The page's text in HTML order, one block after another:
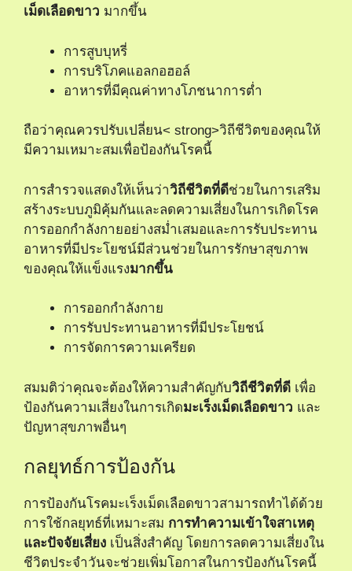
เม็ดเลือดขาว มากขึ้น
การสูบบุหรี่
การบริโภคแอลกอฮอล์
อาหารที่มีคุณค่าทางโภชนาการต่ำ
ถือว่าคุณควรปรับเปลี่ยน< strong>วิถีชีวิตของคุณให้
มีความเหมาะสมเพื่อป้องกันโรคนี้
การสำรวจแสดงให้เห็นว่าวิถีชีวิตที่ดีช่วยในการเสริม
สร้างระบบภูมิคุ้มกันและลดความเสี่ยงในการเกิดโรค
การออกกำลังกายอย่างสม่ำเสมอและการรับประทาน
อาหารที่มีประโยชน์มีส่วนช่วยในการรักษาสุขภาพ
ของคุณให้แข็งแรงมากขึ้น
การออกกำลังกาย
การรับประทานอาหารที่มีประโยชน์
การจัดการความเครียด
สมมติว่าคุณจะต้องให้ความสำคัญกับวิถีชีวิตที่ดี เพื่อ
ป้องกันความเสี่ยงในการเกิดมะเร็งเม็ดเลือดขาว และ
ปัญหาสุขภาพอื่นๆ
กลยุทธ์การป้องกัน
การป้องกันโรคมะเร็งเม็ดเลือดขาวสามารถทำได้ด้วย
การใช้กลยุทธ์ที่เหมาะสม การทำความเข้าใจสาเหตุ
และปัจจัยเสี่ยง เป็นสิ่งสำคัญ โดยการลดความเสี่ยงใน
ชีวิตประจำวันจะช่วยเพิ่มโอกาสในการป้องกันโรคนี้